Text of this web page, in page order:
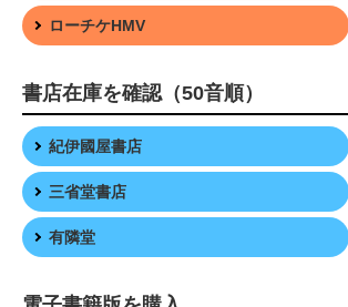
ローチケHMV
書店在庫を確認（50音順）
紀伊國屋書店
三省堂書店
有隣堂